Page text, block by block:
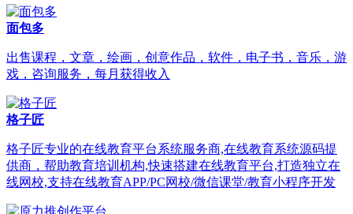
面包多
出售课程，文章，绘画，创意作品，软件，电子书，音乐，游
戏，咨询服务，每月获得收入
格子匠
格子匠专业的在线教育平台系统服务商,在线教育系统源码提
供商，帮助教育培训机构,快速搭建在线教育平台,打造独立在
线网校,支持在线教育APP/PC网校/微信课堂/教育小程序开发